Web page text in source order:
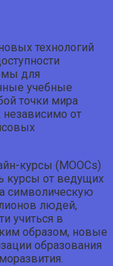
технологий
для
учебные
точки мира
независимо от
курсы (MOOCs)
курсы от ведущих
символическую
людей,
учиться в
образом, новые
образования